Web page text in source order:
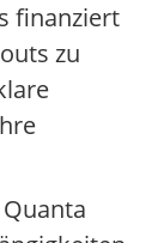
finanziert
zu